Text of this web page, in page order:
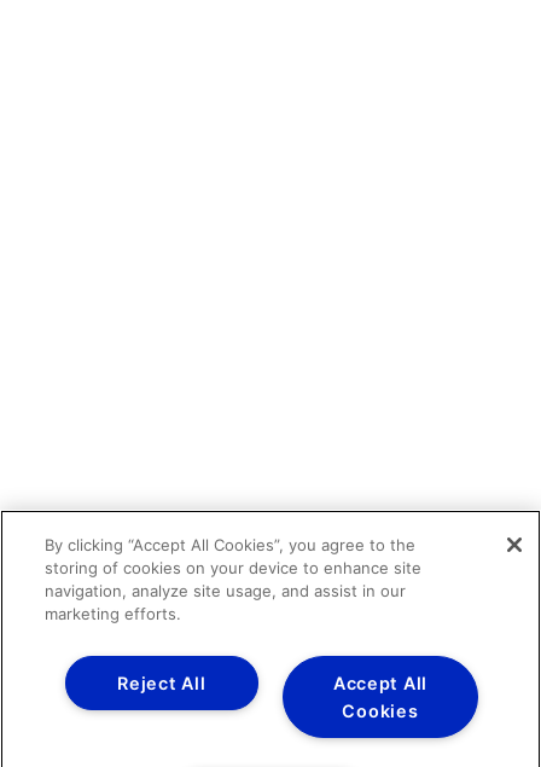
By clicking “Accept All Cookies”, you agree to the
storing of cookies on your device to enhance site
navigation, analyze site usage, and assist in our
marketing efforts.
Accept All
Cookies
Reject All